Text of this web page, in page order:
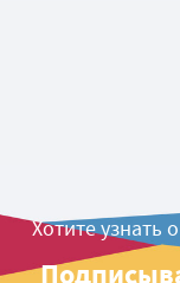
Хотите узнать